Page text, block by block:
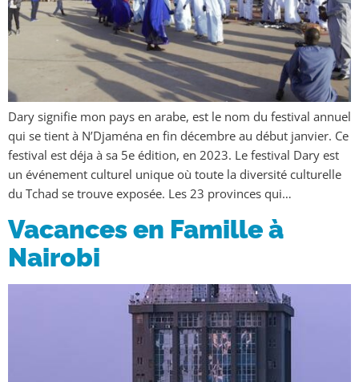
Dary signifie mon pays en arabe, est le nom du festival annuel
qui se tient à N’Djaména en fin décembre au début janvier. Ce
festival est déja à sa 5e édition, en 2023. Le festival Dary est
un événement culturel unique où toute la diversité culturelle
du Tchad se trouve exposée. Les 23 provinces qui…
Vacances en Famille à
Nairobi